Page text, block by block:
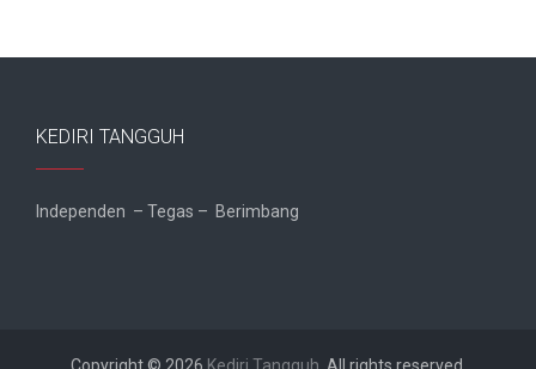
KEDIRI TANGGUH
Independen – Tegas – Berimbang
Copyright © 2026 Kediri Tangguh . All rights reserved.